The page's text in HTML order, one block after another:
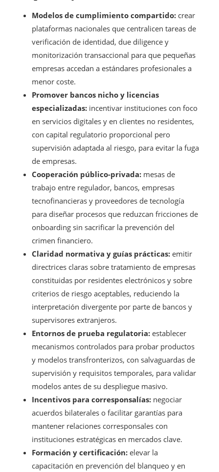
Modelos de cumplimiento compartido: crear
plataformas nacionales que centralicen tareas de
verificación de identidad, due diligence y
monitorización transaccional para que pequeñas
empresas accedan a estándares profesionales a
menor coste.
Promover bancos nicho y licencias
especializadas: incentivar instituciones con foco
en servicios digitales y en clientes no residentes,
con capital regulatorio proporcional pero
supervisión adaptada al riesgo, para evitar la fuga
de empresas.
Cooperación público-privada: mesas de
trabajo entre regulador, bancos, empresas
tecnofinancieras y proveedores de tecnología
para diseñar procesos que reduzcan fricciones de
onboarding sin sacrificar la prevención del
crimen financiero.
Claridad normativa y guías prácticas: emitir
directrices claras sobre tratamiento de empresas
constituidas por residentes electrónicos y sobre
criterios de riesgo aceptables, reduciendo la
interpretación divergente por parte de bancos y
supervisores extranjeros.
Entornos de prueba regulatoria: establecer
mecanismos controlados para probar productos
y modelos transfronterizos, con salvaguardas de
supervisión y requisitos temporales, para validar
modelos antes de su despliegue masivo.
Incentivos para corresponsalías: negociar
acuerdos bilaterales o facilitar garantías para
mantener relaciones corresponsales con
instituciones estratégicas en mercados clave.
Formación y certificación: elevar la
capacitación en prevención del blanqueo y en